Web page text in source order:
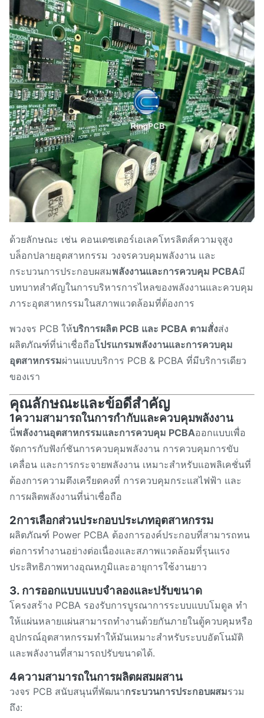
ด้วยลักษณะ เช่น คอนเดซเตอร์เอเลคโทรลิตส์ความจุสูง
บล็อกปลายอุตสาหกรรม วงจรควบคุมพลังงาน และ
กระบวนการประกอบผสมพลังงานและการควบคุม PCBAมี
บทบาทสําคัญในการบริหารการไหลของพลังงานและควบคุม
ภาระอุตสาหกรรมในสภาพแวดล้อมที่ต้องการ
พวงจร PCB ให้บริการผลิต PCB และ PCBA ตามสั่งส่ง
ผลิตภัณฑ์ที่น่าเชื่อถือโปรแกรมพลังงานและการควบคุม
อุตสาหกรรมผ่านแบบบริการ PCB & PCBA ที่มีบริการเดียว
ของเรา
คุณลักษณะและข้อดีสําคัญ
1ความสามารถในการกํากับและควบคุมพลังงาน
นี่พลังงานอุตสาหกรรมและการควบคุม PCBAออกแบบเพื่อ
จัดการกับฟังก์ชันการควบคุมพลังงาน การควบคุมการขับ
เคลื่อน และการกระจายพลังงาน เหมาะสําหรับแอพลิเคชั่นที่
ต้องการความตึงเครียดคงที่ การควบคุมกระแสไฟฟ้า และ
การผลิตพลังงานที่น่าเชื่อถือ
2การเลือกส่วนประกอบประเภทอุตสาหกรรม
ผลิตภัณฑ์ Power PCBA ต้องการองค์ประกอบที่สามารถทน
ต่อการทํางานอย่างต่อเนื่องและสภาพแวดล้อมที่รุนแรง
ประสิทธิภาพทางอุณหภูมิและอายุการใช้งานยาว
3. การออกแบบแบบจําลองและปรับขนาด
โครงสร้าง PCBA รองรับการบูรณาการระบบแบบโมดูล ทํา
ให้แผ่นหลายแผ่นสามารถทํางานด้วยกันภายในตู้ควบคุมหรือ
อุปกรณ์อุตสาหกรรมทําให้มันเหมาะสําหรับระบบอัตโนมัติ
และพลังงานที่สามารถปรับขนาดได้.
4ความสามารถในการผลิตผสมผสาน
วงจร PCB สนับสนุนที่พัฒนากระบวนการประกอบผสมรวม
ถึง: